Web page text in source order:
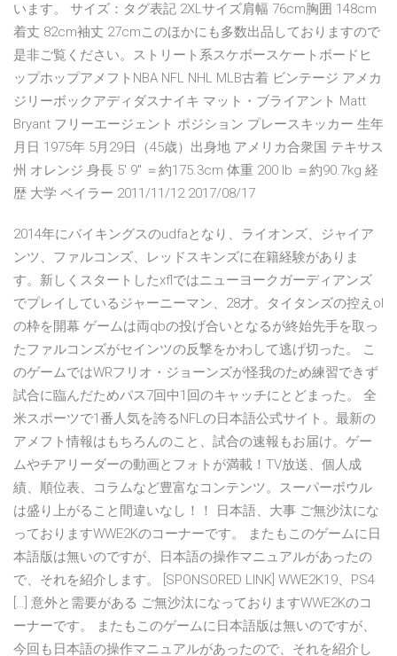
います。 サイズ：タグ表記 2XLサイズ肩幅 76cm胸囲 148cm
着丈 82cm袖丈 27cmこのほかにも多数出品しておりますので
是非ご覧ください。ストリート系スケボースケートボードヒ
ップホップアメフトNBA NFL NHL MLB古着 ビンテージ アメカ
ジリーボックアディダスナイキ マット・ブライアント Matt
Bryant フリーエージェント ポジション プレースキッカー 生年
月日 1975年 5月29日（45歳）出身地 アメリカ合衆国 テキサス
州 オレンジ 身長 5' 9" ＝約175.3cm 体重 200 lb ＝約90.7kg 経
歴 大学 ベイラー 2011/11/12 2017/08/17
2014年にバイキングスのudfaとなり、ライオンズ、ジャイア
ンツ、ファルコンズ、レッドスキンズに在籍経験がありま
す。新しくスタートしたxflではニューヨークガーディアンズ
でプレイしているジャーニーマン、28才。タイタンズの控えol
の枠を開幕 ゲームは両qbの投げ合いとなるが終始先手を取っ
たファルコンズがセインツの反撃をかわして逃げ切った。 こ
のゲームではWRフリオ・ジョーンズが怪我のため練習できず
試合に臨んだためパス7回中1回のキャッチにとどまった。 全
米スポーツで1番人気を誇るNFLの日本語公式サイト。最新の
アメフト情報はもちろんのこと、試合の速報もお届け。ゲー
ムやチアリーダーの動画とフォトが満載！TV放送、個人成
績、順位表、コラムなど豊富なコンテンツ。スーパーボウル
は盛り上がること間違いなし！！ 日本語、大事 ご無沙汰にな
っておりますWWE2Kのコーナーです。 またもこのゲームに日
本語版は無いのですが、日本語の操作マニュアルがあったの
で、それを紹介します。 [SPONSORED LINK] WWE2K19、PS4
[…] 意外と需要がある ご無沙汰になっておりますWWE2Kのコ
ーナーです。 またもこのゲームに日本語版は無いのですが、
今回も日本語の操作マニュアルがあったので、それを紹介し